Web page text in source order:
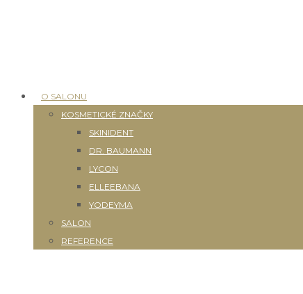
O SALONU
KOSMETICKÉ ZNAČKY
SKINIDENT
DR. BAUMANN
LYCON
ELLEEBANA
YODEYMA
SALON
REFERENCE